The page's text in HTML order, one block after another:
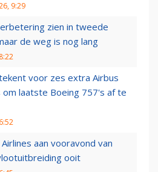
9:29
zien in tweede
de weg is nog lang
voor zes extra Airbus
om laatste Boeing 757's af te
Airlines aan vooravond van
ooit